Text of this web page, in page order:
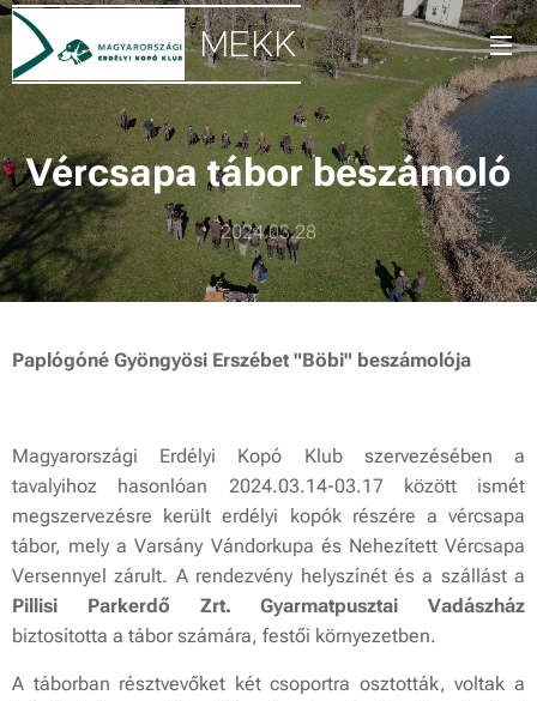
MEKK
Vércsapa tábor beszámoló
2024.03.28
Paplógóné Gyöngyösi Erszébet "Böbi" beszámolója
Magyarországi Erdélyi Kopó Klub szervezésében a
tavalyihoz hasonlóan 2024.03.14-03.17 között ismét
megszervezésre került erdélyi kopók részére a vércsapa
tábor, mely a Varsány Vándorkupa és Nehezített Vércsapa
Versennyel zárult. A rendezvény helyszínét és a szállást a
Pillisi Parkerdő Zrt. Gyarmatpusztai Vadászház
biztosította a tábor számára, festői környezetben.
A táborban résztvevőket két csoportra osztották, voltak a